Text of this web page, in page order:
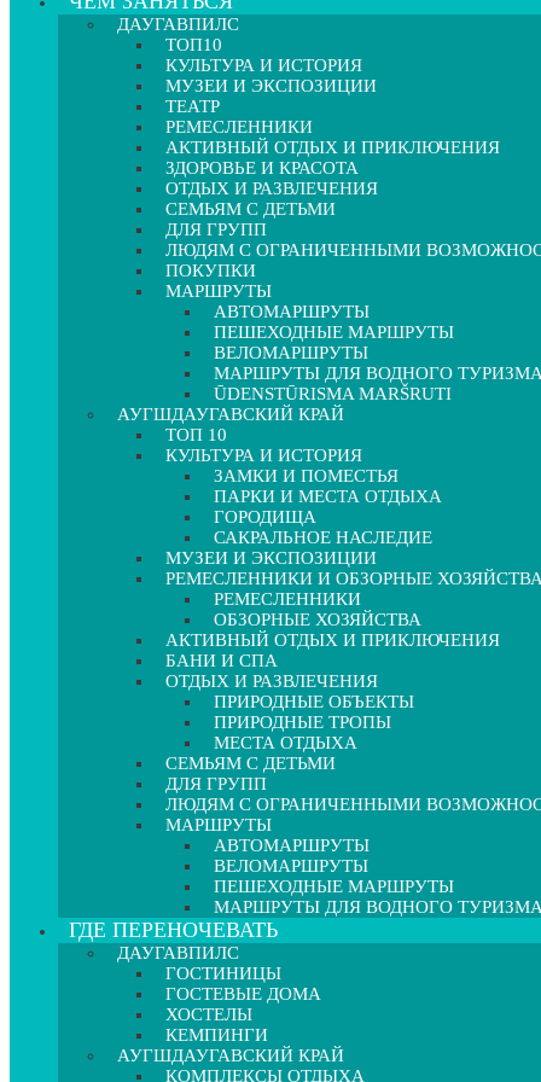
ДАУГАВПИЛС
ТОП10
КУЛЬТУРА И ИСТОРИЯ
МУЗЕИ И ЭКСПОЗИЦИИ
ТЕАТР
РЕМЕСЛЕННИКИ
АКТИВНЫЙ ОТДЫХ И ПРИКЛЮЧЕНИЯ
ЗДОРОВЬЕ И КРАСОТА
ОТДЫХ И РАЗВЛЕЧЕНИЯ
СЕМЬЯМ С ДЕТЬМИ
ДЛЯ ГРУПП
ЛЮДЯМ С ОГРАНИЧЕННЫМИ
ПОКУПКИ
МАРШРУТЫ
АВТОМАРШРУТЫ
ПЕШЕХОДНЫЕ МАРШРУТЫ
ВЕЛОМАРШРУТЫ
МАРШРУТЫ ДЛЯ ВОДНОГО ТУРИЗМА
ŪDENSTŪRISMA MARŠRUTI
АУГШДАУГАВСКИЙ КРАЙ
ТОП 10
КУЛЬТУРА И ИСТОРИЯ
ЗАМКИ И ПОМЕСТЬЯ
ПАРКИ И МЕСТА ОТДЫХА
ГОРОДИЩА
САКРАЛЬНОЕ НАСЛЕДИЕ
МУЗЕИ И ЭКСПОЗИЦИИ
РЕМЕСЛЕННИКИ И ОБЗОРНЫЕ ХОЗЯЙСТВА
РЕМЕСЛЕННИКИ
ОБЗОРНЫЕ ХОЗЯЙСТВА
АКТИВНЫЙ ОТДЫХ И ПРИКЛЮЧЕНИЯ
БАНИ И СПА
ОТДЫХ И РАЗВЛЕЧЕНИЯ
ПРИРОДНЫЕ ОБЪЕКТЫ
ПРИРОДНЫЕ ТРОПЫ
МЕСТА ОТДЫХА
СЕМЬЯМ С ДЕТЬМИ
ДЛЯ ГРУПП
ЛЮДЯМ С ОГРАНИЧЕННЫМИ
МАРШРУТЫ
АВТОМАРШРУТЫ
ВЕЛОМАРШРУТЫ
ПЕШЕХОДНЫЕ МАРШРУТЫ
МАРШРУТЫ ДЛЯ ВОДНОГО ТУРИЗМА
ГДЕ ПЕРЕНОЧЕВАТЬ
ДАУГАВПИЛС
ГОСТИНИЦЫ
ГОСТЕВЫЕ ДОМА
ХОСТЕЛЫ
КЕМПИНГИ
АУГШДАУГАВСКИЙ КРАЙ
КОМПЛЕКСЫ ОТДЫХА